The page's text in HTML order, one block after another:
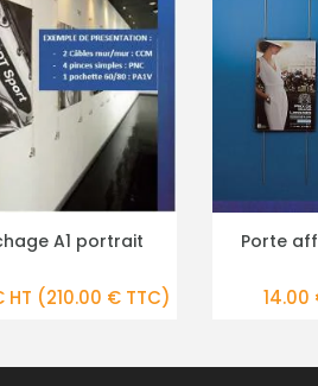
PLUS DE DÉTAILS
affiche pour cimaise
€ HT (16.80 € TTC)
Kit